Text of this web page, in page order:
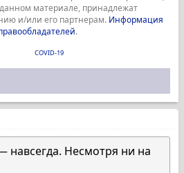
материале, принадлежат
и/или его партнерам. Информация
.
COVID-19
навсегда. Несмотря ни на